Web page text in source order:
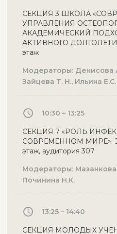
СЕКЦИЯ 3 ШКОЛА
УПРАВЛЕНИЯ
АКАДЕМИЧЕСКИЙ
АКТИВНОГО
этаж
Модераторы: Денисова
Зайцева Т. Н., Ильина Е.С.
10:30 – 13:25
СЕКЦИЯ 7 «РОЛЬ
СОВРЕМЕННОМ МИРЕ».
этаж, аудитория 307
Модераторы: Мазанкова
Починина Н.К.
13:25 – 14:40
СЕКЦИЯ МОЛОДЫХ